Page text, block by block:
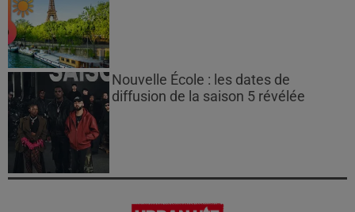
Nouvelle École : les dates de
diffusion de la saison 5 révélée